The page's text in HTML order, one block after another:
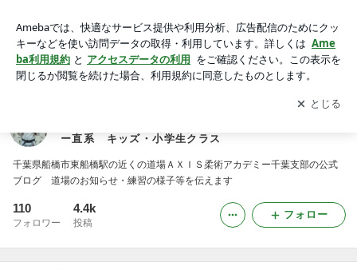
格闘技道場（ジム）日本唯一ヒクソングレイシー直系 キッ
ズ・小学生クラス
アプリをダウンロードして ブログの更新通知
を受け取りまし
ょう。
開く
ー直系 キッズ・小学生クラス
千葉県船橋市東船橋駅の近くの道場ＡＸＩＳ柔術アカデミー千葉支部の公式
ブログ 道場のお知らせ・練習の様子等を伝えます
110
フォロワー
4.4k
投稿
フォロー